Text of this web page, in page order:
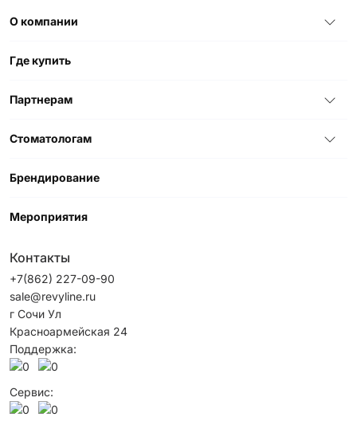
О компании
Где купить
Партнерам
Стоматологам
Брендирование
Мероприятия
Контакты
+7(862) 227-09-90
sale@revyline.ru
г Сочи Ул
Красноармейская 24
Поддержка:
Сервис: